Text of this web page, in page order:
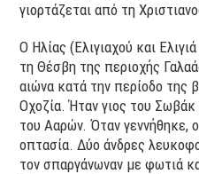
γιορτάζεται από τη
Ο Ηλίας (Ελιγιαχού και
τη Θέσβη της περιοχής
αιώνα κατά την περίοδο της
Οχοζία. Ήταν γιος του
του Ααρών. Όταν γεννήθηκε,
οπτασία. Δύο άνδρες
τον σπαργάνωναν με φωτιά